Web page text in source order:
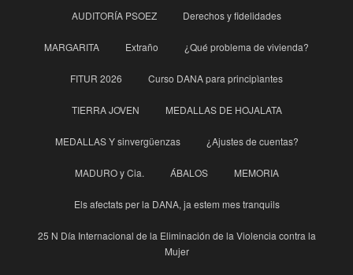
AUDITORÍA PSOEZ Derechos y fidelidades
MARGARITA Extraño ¿Qué problema de vivienda?
FITUR 2026 Curso DANA para principìantes
TIERRA JOVEN MEDALLAS DE HOJALATA
MEDALLAS Y sinvergüenzas ¿Ajustes de cuentas?
MADURO y Cia. ÁBALOS MEMORIA
Els afectats per la DANA, ja estem mes tranquils
25 N Día Internacional de la Eliminación de la Violencia contra la
Mujer